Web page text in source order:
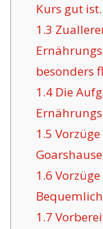
Kurs gut ist.
1.3
besonders
1.4Die
1.5
1.6
1.7